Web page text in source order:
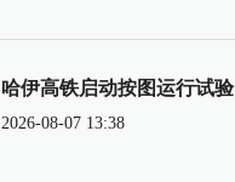
哈伊高铁启动按图运行试验
2026-08-07 13:38